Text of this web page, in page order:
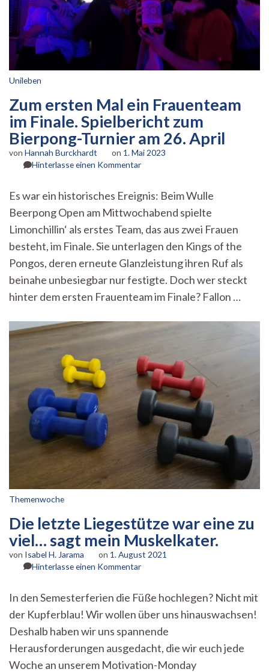
Unileben
Zum ersten Mal ein Frauenteam
im Finale. Spielbericht zum
Bierpong-Turnier am 26. April
von Hannah Burckhardt on 1. Mai 2023
Hinterlasse einen Kommentarzu
Mal
ein
Frauenteam
im
Finale.
Spielbericht
Bierpong-
Turnier
26.
April
Es war ein historisches Ereignis: Beim Wulle
Beerpong Open am Mittwochabend spielte
Limonchillin‘ als erstes Team, das aus zwei Frauen
besteht, im Finale. Sie unterlagen den Kings of the
Pongos, deren erneute Glanzleistung ihren Ruf als
beinahe unbesiegbar nur festigte. Doch wer steckt
hinter dem ersten Frauenteam im Finale? Fallon …
Themenwoche
Die letzte Liegestütze war eine zu
viel… sagt mein Muskelkater.
von Isabel H. Jarama on 1. August 2021
Hinterlasse einen Kommentarzu
Liegestütze
war
zu
viel…
sagt
In den Semesterferien die Füße hochlegen? Nicht mit
der Kupferblau! Wir wollen über uns hinauswachsen!
Deshalb haben wir uns spannende
Herausforderungen ausgedacht, die wir euch jede
Woche an unserem Motivation-Monday